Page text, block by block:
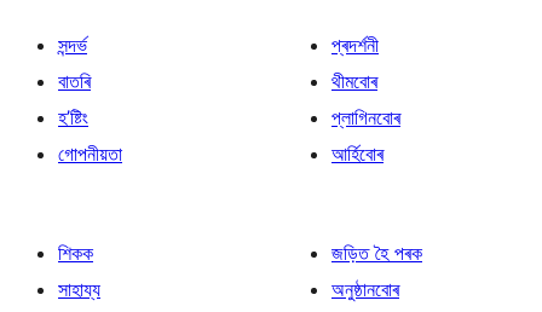
সন্দৰ্ভ
বাতৰি
হ’ষ্টিং
গোপনীয়তা
প্ৰদৰ্শনী
থীমবোৰ
প্লাগিনবোৰ
আৰ্হিবোৰ
শিকক
সাহায্য
জড়িত হৈ পৰক
অনুষ্ঠানবোৰ